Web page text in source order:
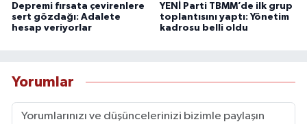
Depremi fırsata çevirenlere
sert gözdağı: Adalete
hesap veriyorlar
YENİ Parti TBMM’de ilk grup
toplantısını yaptı: Yönetim
kadrosu belli oldu
Yorumlar